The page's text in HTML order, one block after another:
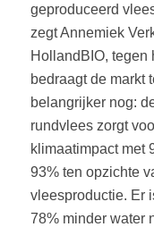
geproduceerd
zegt Annemiek
HollandBIO, tegen
bedraagt de markt
belangrijker nog:
rundvlees zorgt
klimaatimpact met
93% ten opzichte
vleesproductie. Er
78% minder water